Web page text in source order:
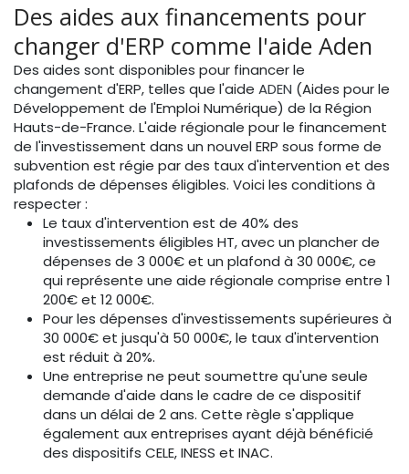
Des aides aux financements pour
changer d'ERP comme l'aide Aden
Des aides sont disponibles pour financer le
changement d'ERP, telles que l'aide ADEN (Aides pour le
Développement de l'Emploi Numérique) de la Région
Hauts-de-France. L'aide régionale pour le financement
de l'investissement dans un nouvel ERP sous forme de
subvention est régie par des taux d'intervention et des
plafonds de dépenses éligibles. Voici les conditions à
respecter :
Le taux d'intervention est de 40% des
investissements éligibles HT, avec un plancher de
dépenses de 3 000€ et un plafond à 30 000€, ce
qui représente une aide régionale comprise entre 1
200€ et 12 000€.
Pour les dépenses d'investissements supérieures à
30 000€ et jusqu'à 50 000€, le taux d'intervention
est réduit à 20%.
Une entreprise ne peut soumettre qu'une seule
demande d'aide dans le cadre de ce dispositif
dans un délai de 2 ans. Cette règle s'applique
également aux entreprises ayant déjà bénéficié
des dispositifs CELE, INESS et INAC.